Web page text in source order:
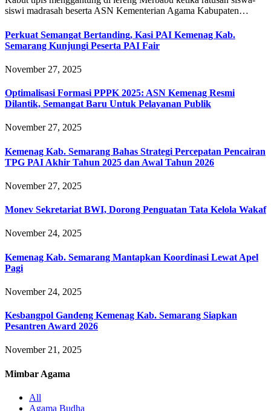
siswi madrasah beserta ASN Kementerian Agama Kabupaten…
Perkuat Semangat Bertanding, Kasi PAI Kemenag Kab.
Semarang Kunjungi Peserta PAI Fair
November 27, 2025
Optimalisasi Formasi PPPK 2025: ASN Kemenag Resmi
Dilantik, Semangat Baru Untuk Pelayanan Publik
November 27, 2025
Kemenag Kab. Semarang Bahas Strategi Percepatan Pencairan
TPG PAI Akhir Tahun 2025 dan Awal Tahun 2026
November 27, 2025
Monev Sekretariat BWI, Dorong Penguatan Tata Kelola Wakaf
November 24, 2025
Kemenag Kab. Semarang Mantapkan Koordinasi Lewat Apel
Pagi
November 24, 2025
Kesbangpol Gandeng Kemenag Kab. Semarang Siapkan
Pesantren Award 2026
November 21, 2025
Mimbar Agama
All
Agama Budha